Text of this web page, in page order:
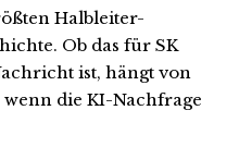
Halbleiter-
Ob das für SK
ist, hängt von
wenn die KI-Nachfrage